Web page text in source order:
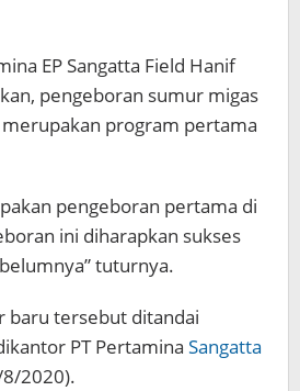
EP Sangatta Field Hanif
pengeboran sumur migas
merupakan program pertama
pengeboran pertama di
ini diharapkan sukses
tuturnya.
baru tersebut ditandai
PT Pertamina Sangatta
8/2020).